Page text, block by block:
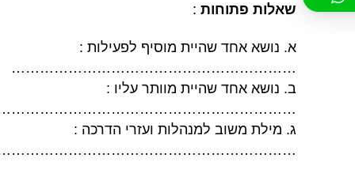
שאלות פתוחות :
א. נושא אחד שהיית מוסיף לפעילות :
……………………………………………………
ב. נושא אחד שהיית מוותר עליו :
ג. מילת משוב למנהלות ועזרי הדרכה :